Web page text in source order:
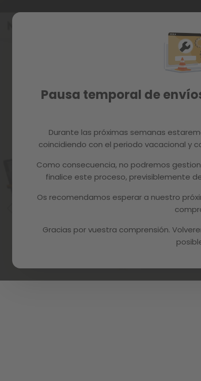
Pausa temporal de
Durante las próximas semanas
coincidiendo con el periodo vacacional y
Como consecuencia, no podremos
finalice este proceso, previsiblemente
Os recomendamos esperar a nuestro
Gracias por vuestra comprensión.
Ir